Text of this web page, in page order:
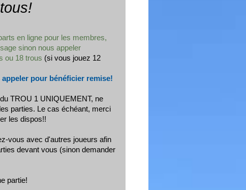
en ligne pour les membres,
sinon nous appeler
ou 18 trous (si vous jouez 12
pour bénéficier remise!
TROU 1 UNIQUEMENT, ne
parties. Le cas échéant, merci
les dispos!!
vous avec d'autres joueurs afin
devant vous (sinon demander
partie!